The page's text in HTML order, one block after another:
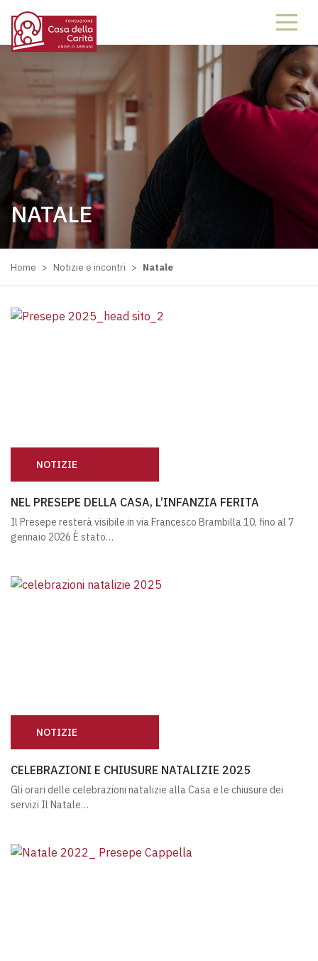
NATALE
Home > Notizie e incontri > Natale
NOTIZIE
NEL PRESEPE DELLA CASA, L’INFANZIA FERITA
Il Presepe resterà visibile in via Francesco Brambilla 10, fino al 7
gennaio 2026 È stato…
NOTIZIE
CELEBRAZIONI E CHIUSURE NATALIZIE 2025
Gli orari delle celebrazioni natalizie alla Casa e le chiusure dei
servizi Il Natale…